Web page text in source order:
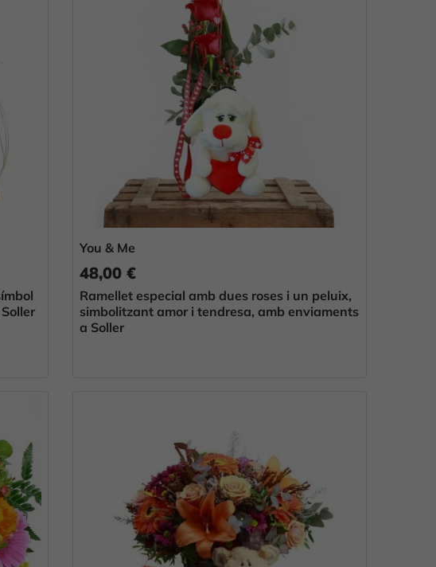
You & Me
48,00 €
Ramellet especial amb dues roses i un peluix,
simbolitzant amor i tendresa, amb enviaments
a Soller